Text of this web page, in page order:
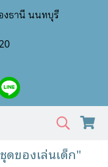
องธานี นนทบุรี
ดของเล่นเด็ก"